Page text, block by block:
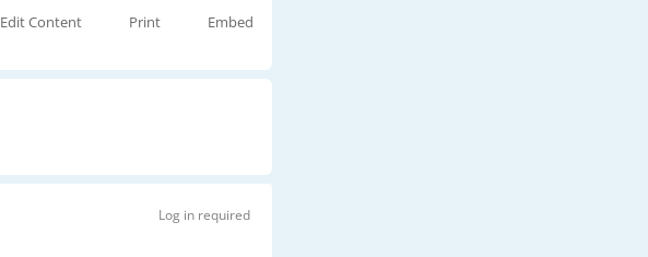
Edit Content Print Embed
Log in required